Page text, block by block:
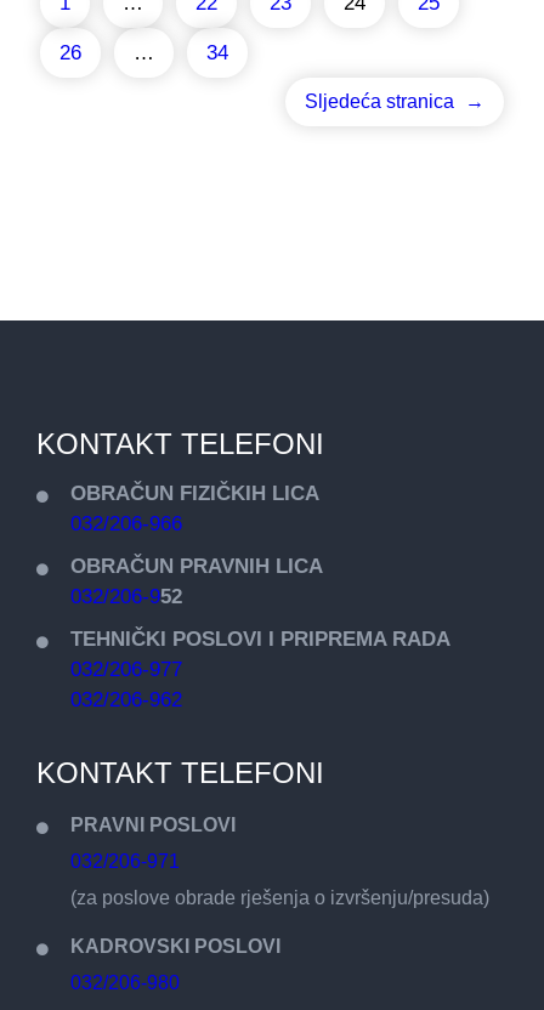
26 … 34
Sljedeća stranica →
KONTAKT TELEFONI
OBRAČUN FIZIČKIH LICA
032/206-966
OBRAČUN PRAVNIH LICA
032/206-952
TEHNIČKI POSLOVI I PRIPREMA RADA
032/206-977
032/206-962
KONTAKT TELEFONI
PRAVNI POSLOVI
032/206-971
(za poslove obrade rješenja o izvršenju/presuda)
KADROVSKI POSLOVI
032/206-980